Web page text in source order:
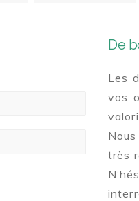
De
Les
vos
très